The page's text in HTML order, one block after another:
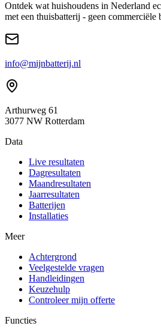
Ontdek wat huishoudens in Nederland
met een thuisbatterij - geen commerciële
info@mijnbatterij.nl
Arthurweg 61
3077 NW Rotterdam
Data
Live resultaten
Dagresultaten
Maandresultaten
Jaarresultaten
Batterijen
Installaties
Meer
Achtergrond
Veelgestelde vragen
Handleidingen
Keuzehulp
Controleer mijn offerte
Functies